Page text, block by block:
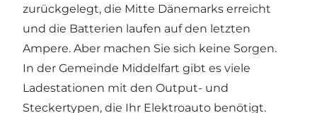
zurückgelegt, die Mitte Dänemarks erreicht
und die Batterien laufen auf den letzten
Ampere. Aber machen Sie sich keine Sorgen.
In der Gemeinde Middelfart gibt es viele
Ladestationen mit den Output- und
Steckertypen, die Ihr Elektroauto benötigt.